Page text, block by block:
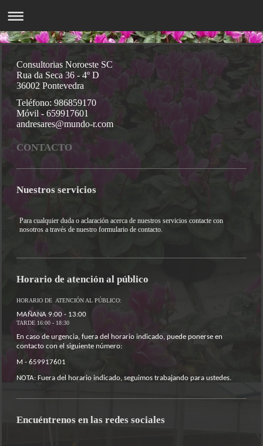
Consultorias Noroeste SC
Rua da Seca 36 - 4º D
36002 Pontevedra
Teléfono: 986859170
Móvil - 659917601
andresares@mundo-r.com
CONTACTO
Nuestros servicios
Para cualquier duda o aclaración acerca de nuestros servicios contacte con
nosotros a través de nuestro formulario de contacto.
Horario de atención al público
HORARIO DE ATENCIÓN AL PÚBLICO:
MAÑANA 9:00 - 13:00
TARDE 16:00 - 18:30
En caso de urgencia, fuera del horario indicado, puede ponerse en
contacto con el siguiente número:
M - 659917601
NOTA: Fuera del horario indicado, seguimos trabajando para ustedes.
Encuéntrenos en las redes sociales